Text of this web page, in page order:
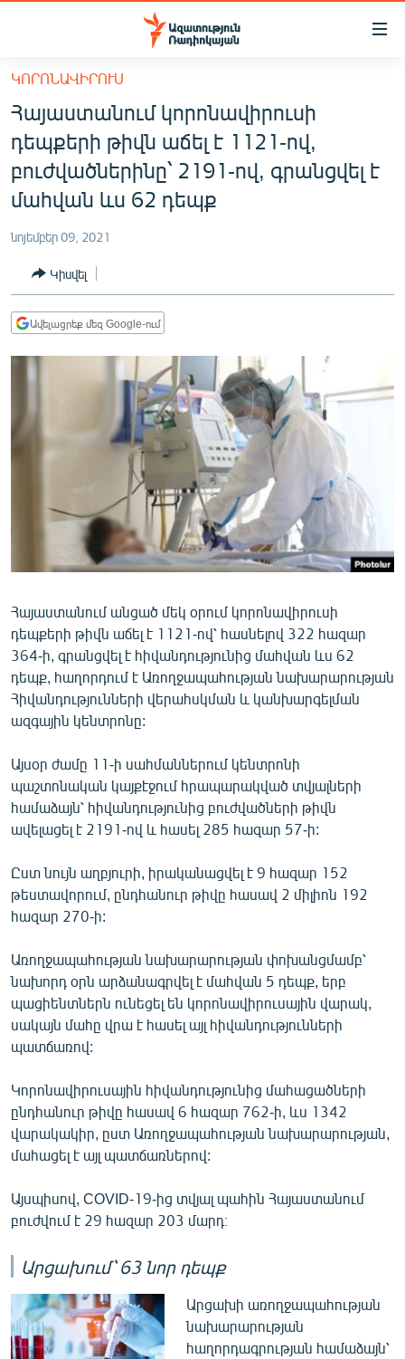
Մատչելիության
հիմնական
բովանդակությանը
Անցնել
հիմնական
մենյուին
Որոնում
ՀԱՅԱՍՏԱՆ
ՔԱՂԱՔԱԿԱՆ
ԸՆՏՐՈՒԹՅՈՒՆՆԵՐ 2026
ՏՆՏԵՍՈՒԹՅՈՒՆ
ՂԱՐԱԲԱՂ
ՊԱՏԵՐԱԶՄԻ 6 ՇԱԲԱԹՆԵՐԸ
ՏԱՐԱԾԱՇՐՋԱՆ
ՄԻՋԱԶԳԱՅԻՆ
ՄՇԱԿՈՒՅԹ
ՄԵԿՆԱԲԱՆՈՒԹՅՈՒՆ
ՏՏ ԵՒ ԻՆՏԵՐՆԵՏ
ԱՐԽԻՎ
ՏԵՍԱՆՅՈՒԹԵՐ
ԲԱՆԱՎԵՃ
ՁԳՏԵԼՈՎ ԼԱՎԱԳՈՒՅՆԻՆ
Հայերեն
English
ՀԵՏԵՎԵՔ ՄԵԶ
«Ազատության» բոլոր կայքերը
ԿՈՐՈՆԱՎԻՐՈՒՍ
Հայաստանում կորոնավիրուսի
դեպքերի թիվն աճել է 1121-ով,
բուժվածներինը՝ 2191-ով, գրանցվել է
մահվան ևս 62 դեպք
նոյեմբեր 09, 2021
Կիսվել
Ավելացրեք մեզ Google-ում
Հայաստանում անցած մեկ օրում կորոնավիրուսի
դեպքերի թիվն աճել է 1121-ով՝ հասնելով 322 հազար
364-ի, գրանցվել է հիվանդությունից մահվան ևս 62
դեպք, հաղորդում է Առողջապահության նախարարության
Հիվանդությունների վերահսկման և կանխարգելման
ազգային կենտրոնը:
Այսօր ժամը 11-ի սահմաններում կենտրոնի
պաշտոնական կայքէջում հրապարակված տվյալների
համաձայն՝ հիվանդությունից բուժվածների թիվն
ավելացել է 2191-ով և հասել 285 հազար 57-ի:
Ըստ նույն աղբյուրի, իրականացվել է 9 հազար 152
թեստավորում, ընդհանուր թիվը հասավ 2 միլիոն 192
հազար 270-ի:
Առողջապահության նախարարության փոխանցմամբ՝
նախորդ օրն արձանագրվել է մահվան 5 դեպք, երբ
պացիենտներն ունեցել են կորոնավիրուսային վարակ,
սակայն մահը վրա է հասել այլ հիվանդությունների
պատճառով:
Կորոնավիրուսային հիվանդությունից մահացածների
ընդհանուր թիվը հասավ 6 հազար 762-ի, ևս 1342
վարակակիր, ըստ Առողջապահության նախարարության,
մահացել է այլ պատճառներով:
Այսպիսով, COVID-19-ից տվյալ պահին Հայաստանում
բուժվում է 29 հազար 203 մարդ։
Արցախում՝ 63 նոր դեպք
Արցախի առողջապահության
նախարարության
հաղորդագրության համաձայն՝